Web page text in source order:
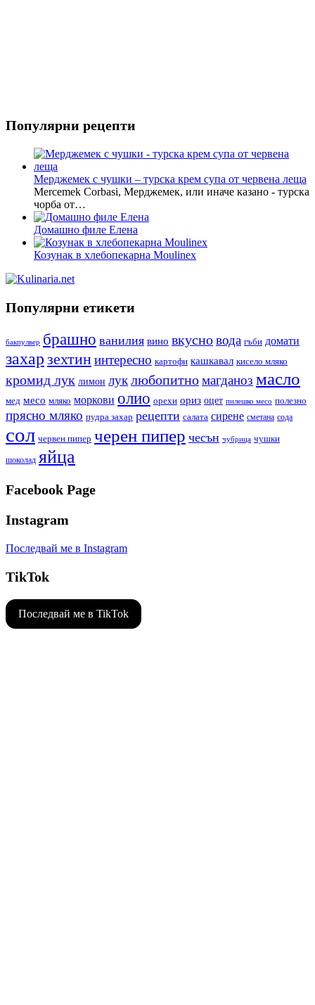
Популярни рецепти
Мерджемек с чушки – турска крем супа от червена леща
Mercemek Corbasi, Мерджемек, или иначе казано - турска
чорба от…
Домашно филе Елена
Козунак в хлебопекарна Moulinex
Популярни етикети
бакпулвер брашно ванилия вино вкусновода гъби домати
захар зехтининтересно картофи кашкавал кисело мляко
кромид лук лимон луклюбопитномагданоз масло
мед месо мляко моркови олио орехи ориз оцет пилешко месо полезно
прясно мляко пудра захар рецепти салата сирене сметана сода
сол червен пипер черен пипер чесън чубрица чушки
шоколад яйца
Facebook Page
Instagram
Последвай ме в Instagram
TikTok
Последвай ме в TikTok